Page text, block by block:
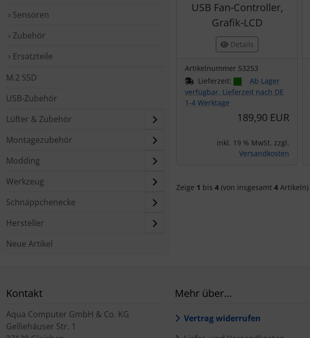
› Sensoren
› Zubehör
› Ersatzteile
M.2 SSD
USB-Zubehör
Lüfter & Zubehör
Montagezubehör
Modding
Werkzeug
Schnäppchenecke
Hersteller
Neue Artikel
USB Fan-Controller,
Grafik-LCD
Details
Artikelnummer 53253
Lieferzeit:
Ab Lager
verfügbar, Lieferzeit nach DE
1-4 Werktage
189,90 EUR
inkl. 19 % MwSt. zzgl.
Versandkosten
Zeige 1 bis 4 (von insgesamt 4 Artikeln)
Kontakt
Aqua Computer GmbH & Co. KG
Gelliehäuser Str. 1
Mehr über...
Vertrag widerrufen